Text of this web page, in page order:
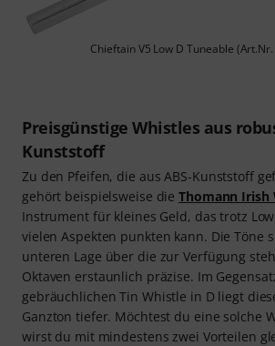
Chieftain V5 Low D Tuneable
Preisgünstige Whistles aus
Kunststoff
Zu den Pfeifen, die aus ABS-Kunststoff
gehört beispielsweise dieThomann Irish
Instrument für kleines Geld, das trotz
vielen Aspekten punkten kann. Die Töne
unteren Lage über die zur Verfügung
Oktaven erstaunlich präzise. Im
gebräuchlichen Tin Whistle in D liegt
Ganzton tiefer. Möchtest du eine solche
wirst du mit mindestens zwei Vorteilen